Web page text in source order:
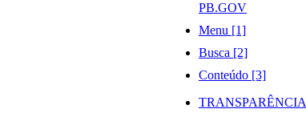
PB.GOV
Menu [1]
Busca [2]
Conteúdo [3]
TRANSPARÊNCIA